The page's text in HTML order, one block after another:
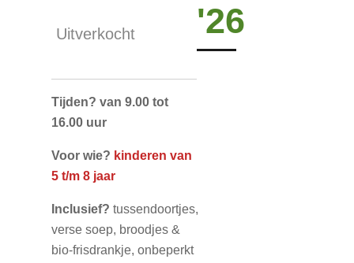
'26
Uitverkocht
Tijden? van 9.00 tot
16.00 uur
Voor wie? kinderen van
5 t/m 8 jaar
Inclusief? tussendoortjes,
verse soep, broodjes &
bio-frisdrankje, onbeperkt